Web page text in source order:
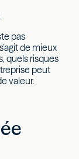
pas
de mieux
quels risques
peut
valeur.